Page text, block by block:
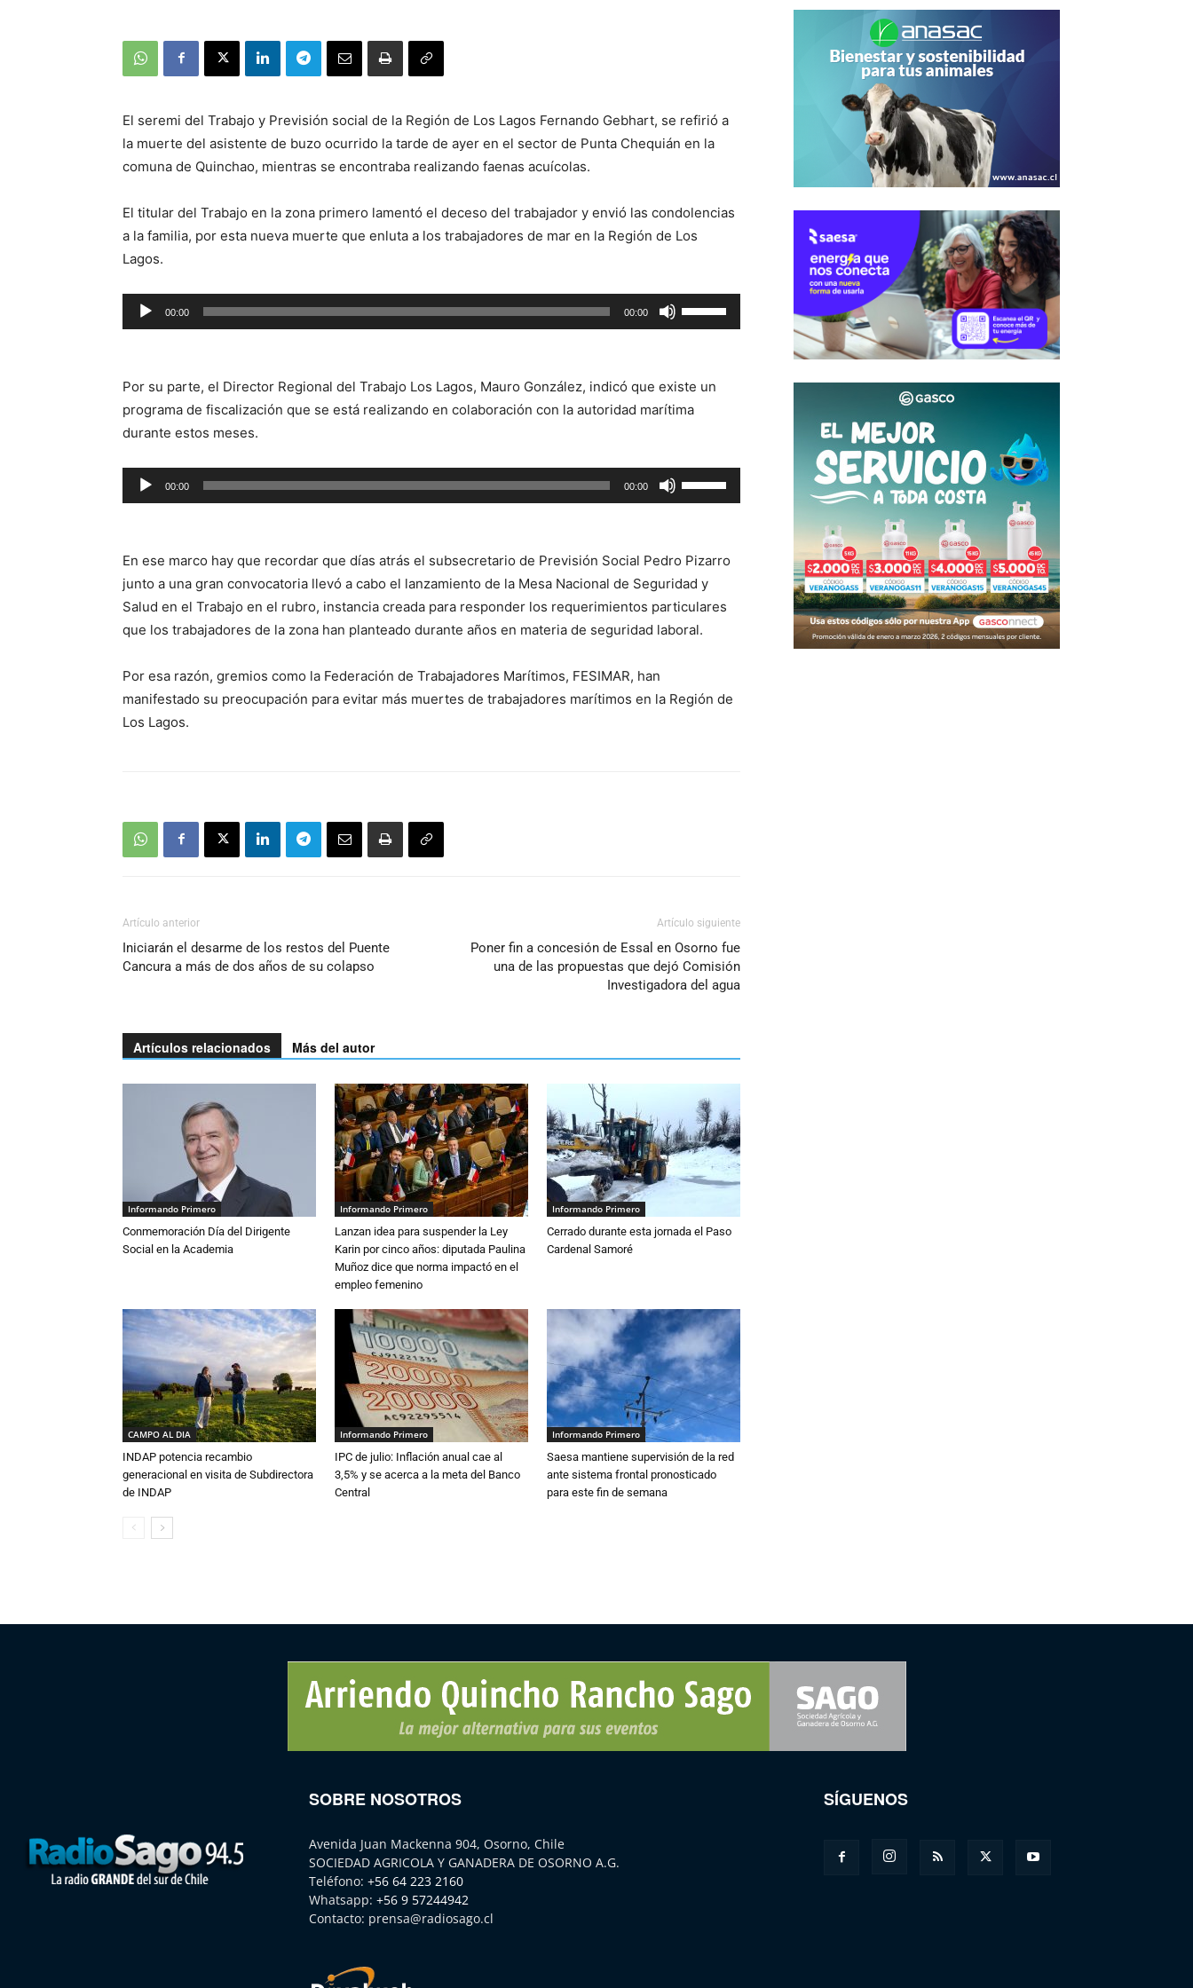
El seremi del Trabajo y Previsión social de la Región de Los Lagos Fernando Gebhart, se refirió a
la muerte del asistente de buzo ocurrido la tarde de ayer en el sector de Punta Chequián en la
comuna de Quinchao, mientras se encontraba realizando faenas acuícolas.
El titular del Trabajo en la zona primero lamentó el deceso del trabajador y envió las condolencias
a la familia, por esta nueva muerte que enluta a los trabajadores de mar en la Región de Los
Lagos.
Reproductor
de
00:00 00:00
las
flecha
arriba/abajo
aumentar
o
volumen.
Por su parte, el Director Regional del Trabajo Los Lagos, Mauro González, indicó que existe un
programa de fiscalización que se está realizando en colaboración con la autoridad marítima
durante estos meses.
Reproductor
de
00:00 00:00
las
flecha
arriba/abajo
para
aumentar
el
En ese marco hay que recordar que días atrás el subsecretario de Previsión Social Pedro Pizarro
junto a una gran convocatoria llevó a cabo el lanzamiento de la Mesa Nacional de Seguridad y
Salud en el Trabajo en el rubro, instancia creada para responder los requerimientos particulares
que los trabajadores de la zona han planteado durante años en materia de seguridad laboral.
Por esa razón, gremios como la Federación de Trabajadores Marítimos, FESIMAR, han
manifestado su preocupación para evitar más muertes de trabajadores marítimos en la Región de
Los Lagos.
Artículo anterior
Iniciarán el desarme de los restos del Puente
Cancura a más de dos años de su colapso
Artículo siguiente
Poner fin a concesión de Essal en Osorno fue
una de las propuestas que dejó Comisión
Investigadora del agua
Artículos relacionados Más del autor
Informando Primero
Conmemoración Día del Dirigente
Social en la Academia
Informando Primero
Lanzan idea para suspender la Ley
Karin por cinco años: diputada Paulina
Muñoz dice que norma impactó en el
empleo femenino
Informando Primero
Cerrado durante esta jornada el Paso
Cardenal Samoré
CAMPO AL DIA
INDAP potencia recambio
generacional en visita de Subdirectora
de INDAP
Informando Primero
IPC de julio: Inflación anual cae al
3,5% y se acerca a la meta del Banco
Central
Informando Primero
Saesa mantiene supervisión de la red
ante sistema frontal pronosticado
para este fin de semana
SOBRE NOSOTROS
Avenida Juan Mackenna 904, Osorno, Chile
SOCIEDAD AGRICOLA Y GANADERA DE OSORNO A.G.
Teléfono: +56 64 223 2160
Whatsapp: +56 9 57244942
Contacto: prensa@radiosago.cl
SÍGUENOS